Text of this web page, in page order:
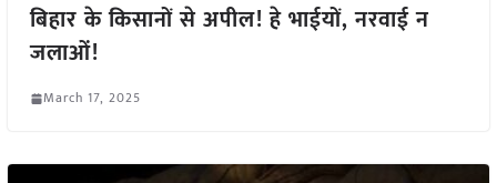
बिहार के किसानों से अपील! हे भाईयों, नरवाई न
जलाओं!
March 17, 2025